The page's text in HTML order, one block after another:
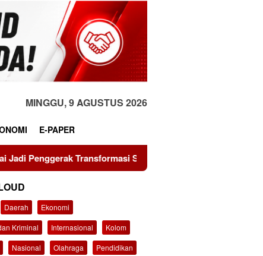
MINGGU, 9 AGUSTUS 2026
E-PAPER
Sistem Pangan Nasional Menuju Indonesia Emas
Daerah
Ekonomi
Kriminal
Internasional
Kolom
Nasional Olahraga
Pendidikan